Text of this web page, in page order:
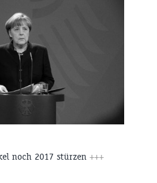
noch 2017 stürzen +++